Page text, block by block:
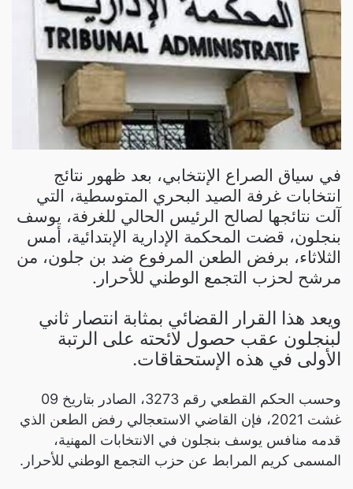
في سياق الصراع الإنتخابي، بعد ظهور نتائج
انتخابات غرفة الصيد البحري المتوسطية، التي
آلت نتائجها لصالح الرئيس الحالي للغرفة، يوسف
بنجلون، قضت المحكمة الإدارية الإبتدائية، أمس
الثلاثاء، برفض الطعن المرفوع ضد بن جلون، من
مرشح لحزب التجمع الوطني للأحرار.
ويعد هذا القرار القضائي بمثابة انتصار ثاني
لبنجلون عقب حصول لائحته على الرتبة
الأولى في هذه الإستحقاقات.
وحسب الحكم القطعي رقم 3273، الصادر بتاريخ 09
غشت 2021، فإن القاضي الاستعجالي رفض الطعن الذي
قدمه منافس يوسف بنجلون في الانتخابات المهنية،
المسمى كريم المرابط عن حزب التجمع الوطني للأحرار.